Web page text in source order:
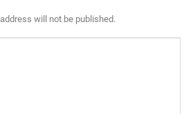
will not be published.